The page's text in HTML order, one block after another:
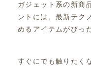
ガジェット系の新商
ントには、最新テク
めるアイテムがぴっ
すぐにでも触りたく